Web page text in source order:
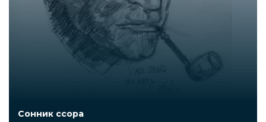
Сонник ссора